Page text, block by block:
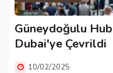
Güneydoğulu
Dubai'ye Çevrildi
10/02/2025